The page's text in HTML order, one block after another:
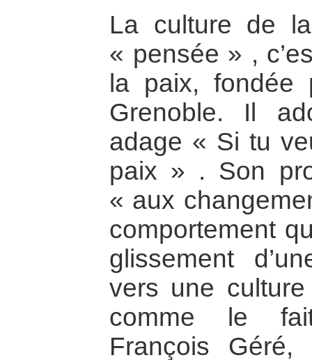
La culture de
« pensée » ,
la paix, fondée
Grenoble. Il
adage « Si tu
paix » . Son
« aux
comportement
glissement
vers une
comme le
François